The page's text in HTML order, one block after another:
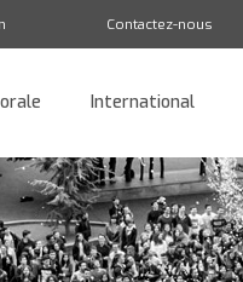
International
Contactez-nous